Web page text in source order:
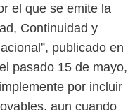
el que se emite la
Continuidad y
publicado en
pasado 15 de mayo,
por incluir
aun cuando